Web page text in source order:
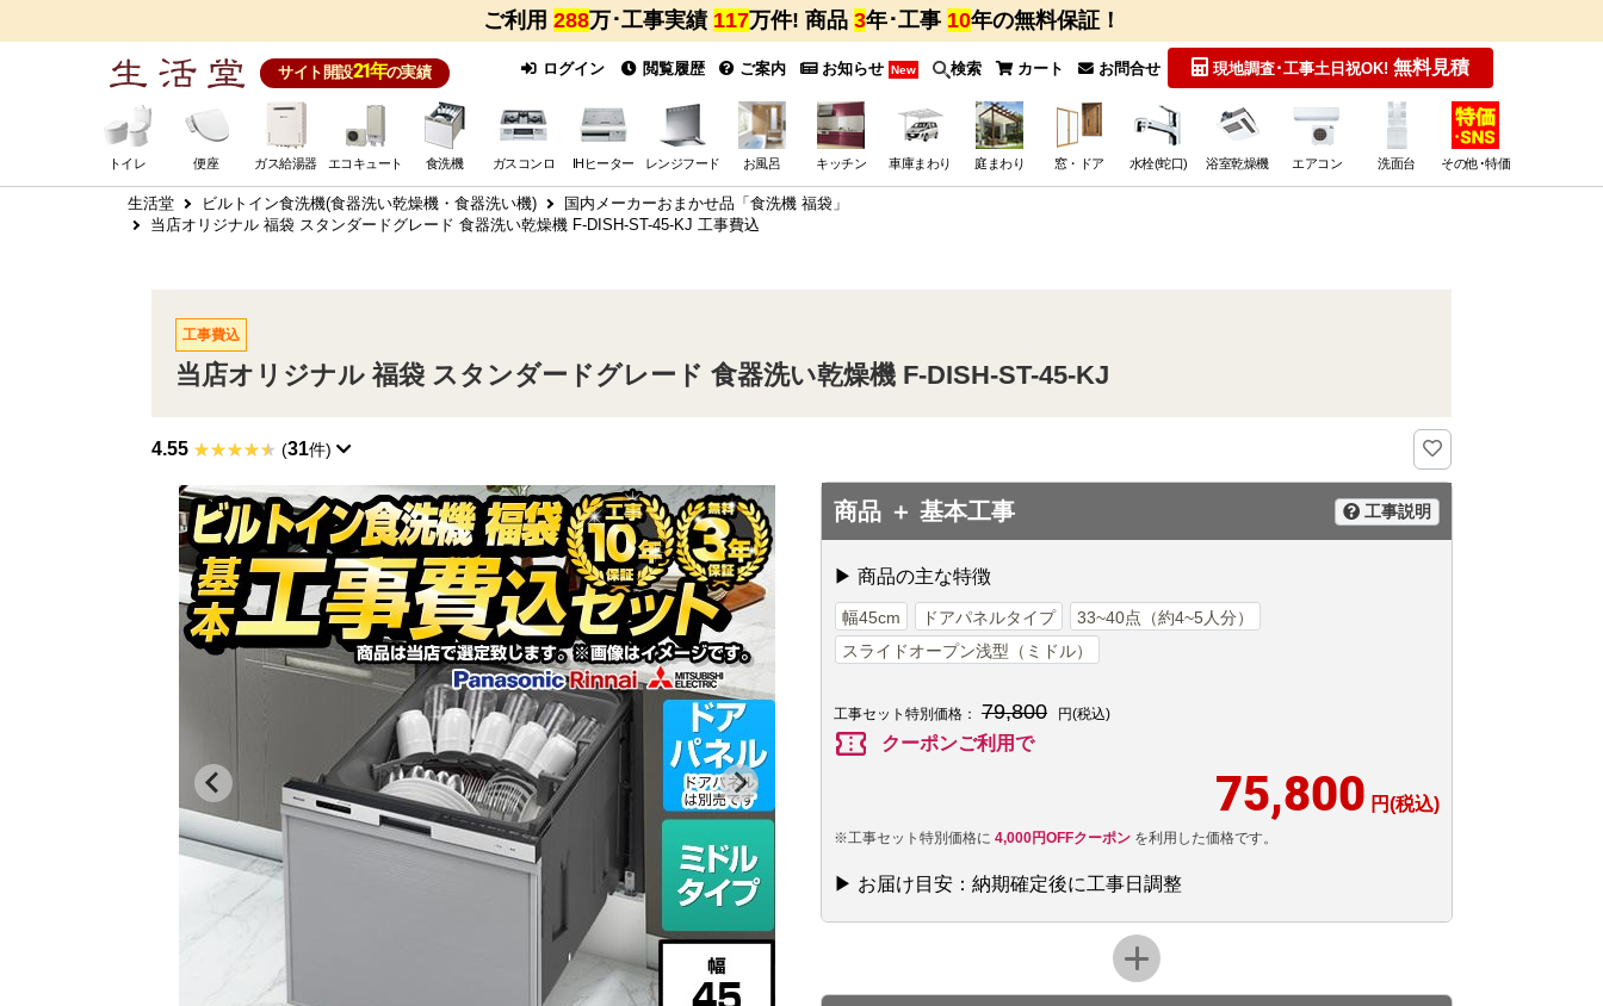
ご利用 288万･工事実績 117万件! 商品 3年･工事 10年の無料保証！
サイト開設21年の実績 ログイン 閲覧履歴 ご案内 お知らせ New 検索 カート お問合せ 現地調査･工事土日祝OK! 無料見積
トイレ 便座 ガス給湯器 エコキュート 食洗機 ガスコンロ IHヒーター レンジフード お風呂 キッチン 車庫まわり 庭まわり 窓・ドア 水栓(蛇口) 浴室乾燥機 エアコン 洗面台 その他･特価
生活堂 ビルトイン食洗機(食器洗い乾燥機・食器洗い機)
国内メーカーおまかせ品「食洗機 福袋」
当店オリジナル 福袋 スタンダードグレード 食器洗い乾燥機 F-DISH-ST-45-KJ 工事費込
工事費込
当店オリジナル 福袋 スタンダードグレード 食器洗い乾燥機 F-DISH-ST-45-KJ
4.55 (31件)
商品 ＋ 基本工事 工事説明
▶ 商品の主な特徴
幅45cm ドアパネルタイプ
33~40点（約4~5人分）
スライドオープン浅型（ミドル）
工事セット特別価格： 79,800 円(税込)
confirmation_number クーポンご利用で
75,800 円(税込)
※工事セット特別価格に 4,000円OFFクーポン を利用した価格です。
▶ お届け目安：納期確定後に工事日調整